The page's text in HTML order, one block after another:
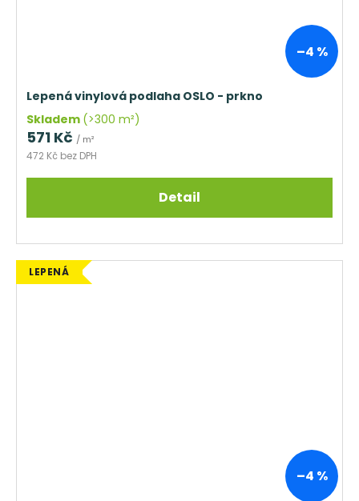
–4 %
Lepená vinylová podlaha OSLO - prkno
Skladem (>300 m²)
472 Kč bez DPH
571 Kč / m²
Detail
LEPENÁ
–4 %